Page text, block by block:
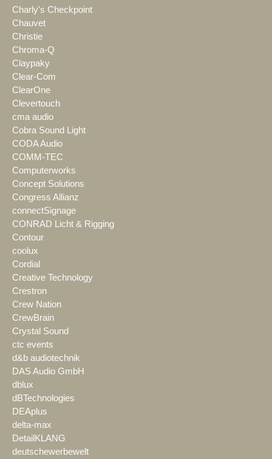
Charly's Checkpoint
Chauvet
Christie
Chroma-Q
Claypaky
Clear-Com
ClearOne
Clevertouch
cma audio
Cobra Sound Light
CODA Audio
COMM-TEC
Computerworks
Concept Solutions
Congress Allianz
connectSignage
CONRAD Licht & Rigging
Contour
coolux
Cordial
Creative Technology
Crestron
Crew Nation
CrewBrain
Crystal Sound
ctc events
d&b audiotechnik
DAS Audio GmbH
dblux
dBTechnologies
DEAplus
delta-max
DetailKLANG
deutschewerbewelt